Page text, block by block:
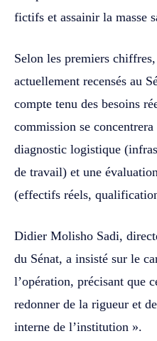
fictifs et assainir la masse
Selon les premiers
actuellement recensés au
compte tenu des besoins
commission se
diagnostic logistique
de travail) et une
(effectifs réels,
Didier Molisho Sadi,
du Sénat, a insisté sur le
l’opération, précisant que
redonner de la rigueur et
interne de l’institution ».